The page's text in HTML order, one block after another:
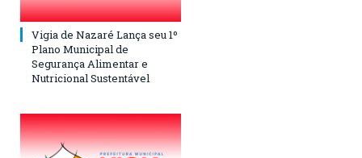
Vigia de Nazaré Lança seu 1º
Plano Municipal de
Segurança Alimentar e
Nutricional Sustentável